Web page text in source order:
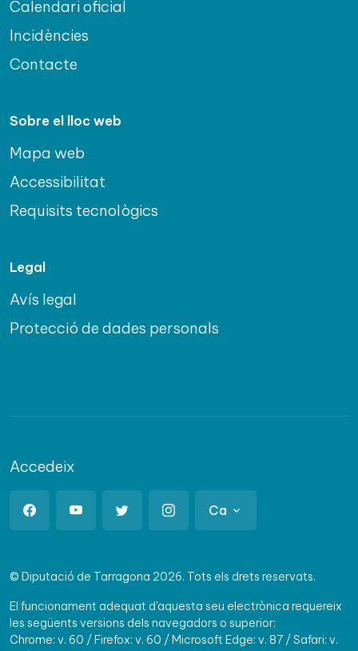
Calendari oficial
Incidències
Contacte
Sobre el lloc web
Mapa web
Accessibilitat
Requisits tecnològics
Legal
Avís legal
Protecció de dades personals
Accedeix
Ca
© Diputació de Tarragona 2026. Tots els drets reservats.
El funcionament adequat d'aquesta seu electrònica requereix
les següents versions dels navegadors o superior:
Chrome: v. 60 / Firefox: v. 60 / Microsoft Edge: v. 87 / Safari: v.